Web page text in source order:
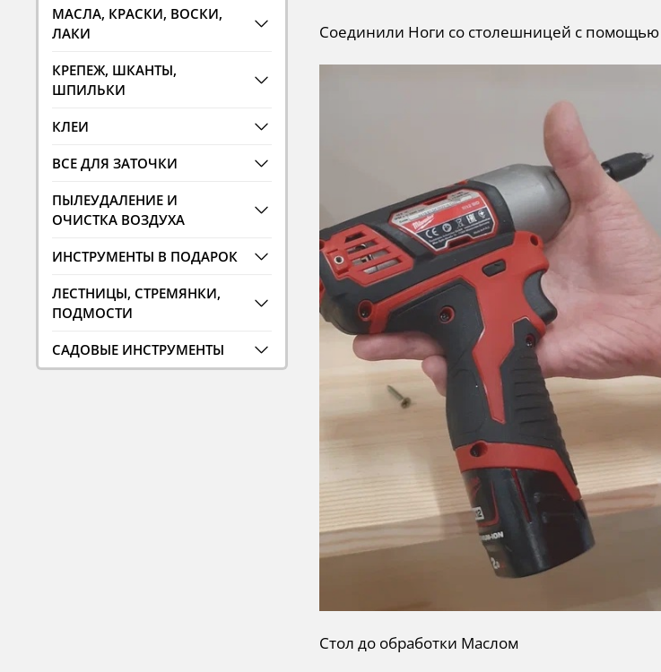
Соединили Ноги со столешницей с помощью
Стол до обработки Маслом
МАСЛА, КРАСКИ, ВОСКИ,
ЛАКИ
КРЕПЕЖ, ШКАНТЫ,
ШПИЛЬКИ
КЛЕИ
ВСЕ ДЛЯ ЗАТОЧКИ
ПЫЛЕУДАЛЕНИЕ И
ОЧИСТКА ВОЗДУХА
ИНСТРУМЕНТЫ В ПОДАРОК
ЛЕСТНИЦЫ, СТРЕМЯНКИ,
ПОДМОСТИ
САДОВЫЕ ИНСТРУМЕНТЫ